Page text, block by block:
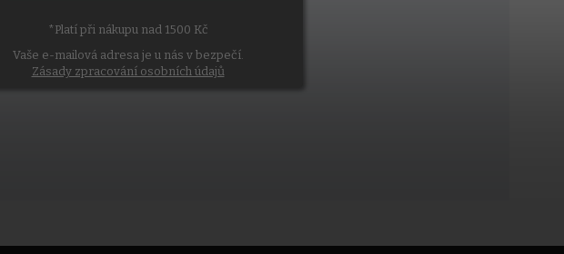
*Platí při nákupu nad 1500 Kč
Vaše e-mailová adresa je u nás v bezpečí.
Zásady zpracování osobních údajů